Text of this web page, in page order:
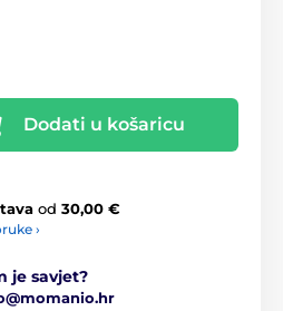
Dodati u košaricu
od 30,00 €
›
je savjet?